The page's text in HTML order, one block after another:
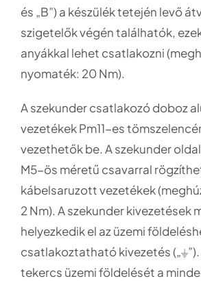
és „B”) a készülék tetején levő
szigetelők végén találhatók,
anyákkal lehet csatlakozni
nyomaték: 20 Nm).
A szekunder csatlakozó doboz
vezetékek Pm11-es
vezethetők be. A szekunder
M5-ös méretű csavarral
kábelsaruzott vezetékek
2 Nm). A szekunder kivezetések
helyezkedik el az üzemi
csatlakoztatható kivezetés
tekercs üzemi földelését a